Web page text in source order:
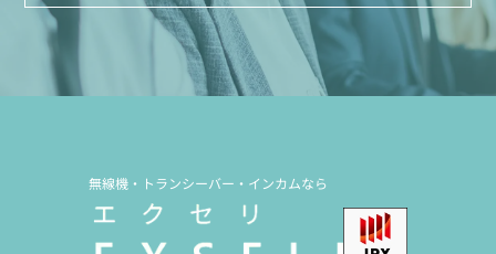
無線機・トランシーバー・インカムなら